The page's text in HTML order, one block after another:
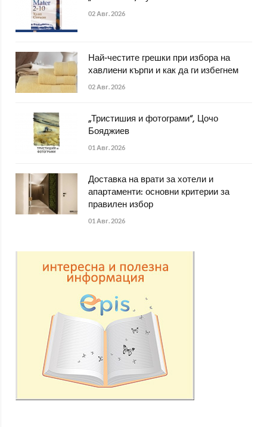
02 Авг. 2026
Най-честите грешки при избора на
хавлиени кърпи и как да ги избегнем
02 Авг. 2026
„Тристишия и фотограми“, Цочо
Бояджиев
01 Авг. 2026
Доставка на врати за хотели и
апартаменти: основни критерии за
правилен избор
01 Авг. 2026